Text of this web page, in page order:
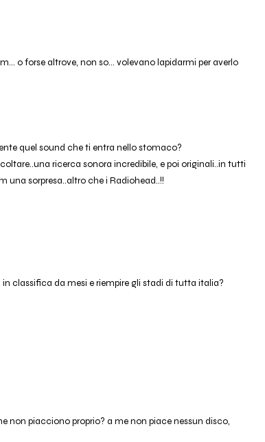
o forse altrove, non so... volevano lapidarmi per averlo
quel sound che ti entra nello stomaco?
ricerca sonora incredibile, e poi originali..in tutti
una sorpresa..altro che i Radiohead..!!
classifica da mesi e riempire gli stadi di tutta italia?
non piacciono proprio? a me non piace nessun disco,